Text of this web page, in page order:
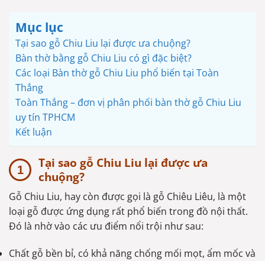
Mục lục
Tại sao gỗ Chiu Liu lại được ưa chuộng?
Bàn thờ bằng gỗ Chiu Liu có gì đặc biệt?
Các loại Bàn thờ gỗ Chiu Liu phổ biến tại Toàn
Thắng
Toàn Thắng – đơn vị phân phối bàn thờ gỗ Chiu Liu
uy tín TPHCM
Kết luận
Tại sao gỗ Chiu Liu lại được ưa
chuộng?
Gỗ Chiu Liu, hay còn được gọi là gỗ Chiêu Liêu, là một
loại gỗ được ứng dụng rất phổ biến trong đồ nội thất.
Đó là nhờ vào các ưu điểm nổi trội như sau:
Chất gỗ bền bỉ, có khả năng chống mối mọt, ẩm mốc và